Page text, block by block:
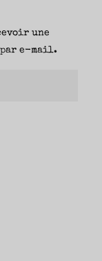
une
e-mail.